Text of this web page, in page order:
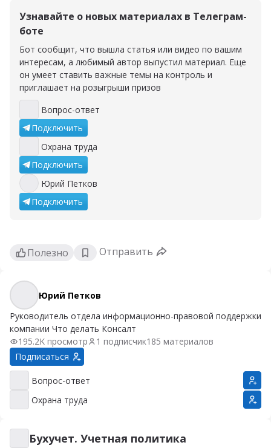
Узнавайте о новых материалах в Телеграм-
боте
Бот сообщит, что вышла статья или видео по вашим
интересам, а любимый автор выпустил материал. Еще
он умеет ставить важные темы на контроль и
приглашает на розыгрыши призов
Вопрос-ответ
Вопрос-ответ
Подключить
Охрана труда
Охрана труда
Подключить
Юрий Петков
Юрий Петков
Подключить
Полезно Отправить
Юрий Петков
Юрий Петков
Руководитель отдела информационно-правовой поддержки
компании Что делать Консалт
195.2K просмотр
1 подписчик185 материалов
Подписаться
Вопрос-ответ
Вопрос-ответ
Охрана труда
Охрана труда
Бухучет. Учетная политика
Бухучет. Учетная политика